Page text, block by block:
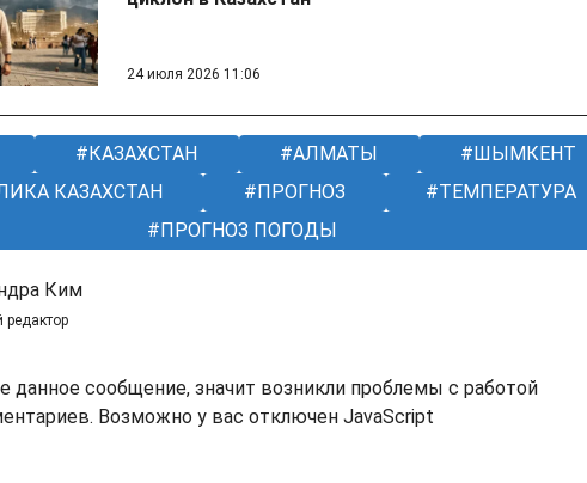
24 июля 2026 11:06
КАЗАХСТАН АЛМАТЫ
ШЫМКЕНТ
КАЗАХСТАН
ПРОГНОЗ
ТЕМПЕРАТУРА
ПРОГНОЗ ПОГОДЫ
Ким
данное сообщение, значит возникли проблемы с работой
Возможно у вас отключен JavaScript